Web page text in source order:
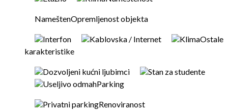
NameštenOpremljenost objekta
Interfon Kablovska / Internet KlimaOstale
karakteristike
Dozvoljeni kućni ljubimci
Stan za studente
Useljivo odmahParking
Privatni parkingRenoviranost